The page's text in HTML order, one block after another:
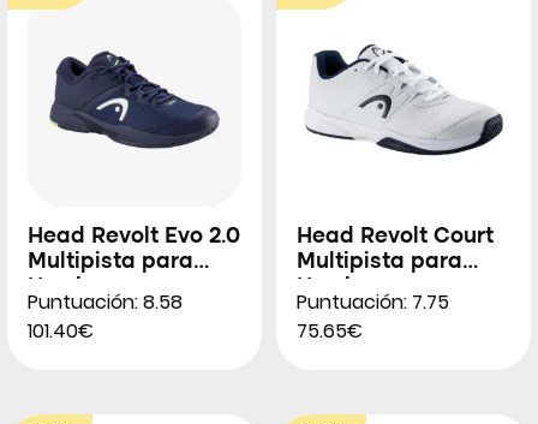
Head Revolt Evo 2.0
Multipista para
Puntuación: 8.58
101.40€
Head Revolt Court
Multipista para
Puntuación: 7.75
75.65€